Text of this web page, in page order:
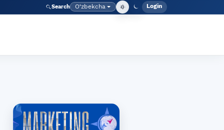
Search Language
O‘zbekcha Admin
Login